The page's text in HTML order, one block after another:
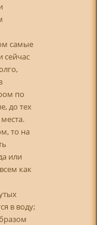
самые
сейчас
по
до тех
то на
или
как
в воду;